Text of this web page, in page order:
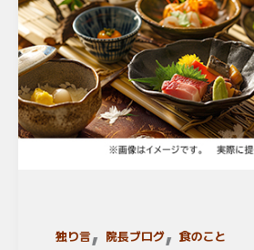
独り言, 院長ブログ,食のこと